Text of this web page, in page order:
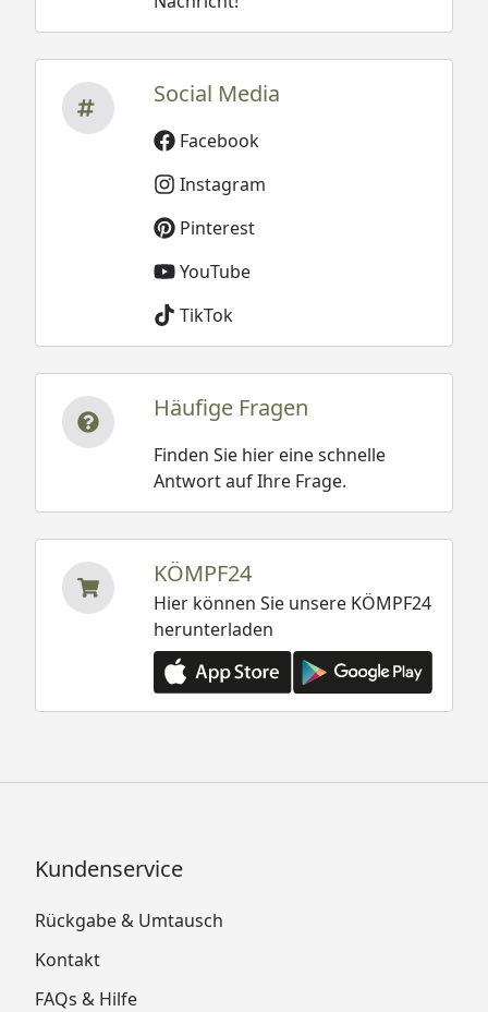
Social Media
Facebook
Instagram
Pinterest
YouTube
TikTok
Häufige Fragen
Finden Sie hier eine schnelle
Antwort auf Ihre Frage.
KÖMPF24
Hier können Sie unsere KÖMPF24
herunterladen
Kundenservice
Rückgabe & Umtausch
Kontakt
FAQs & Hilfe